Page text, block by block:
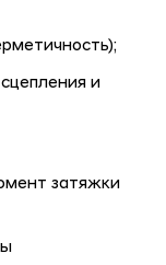
и
затяжки